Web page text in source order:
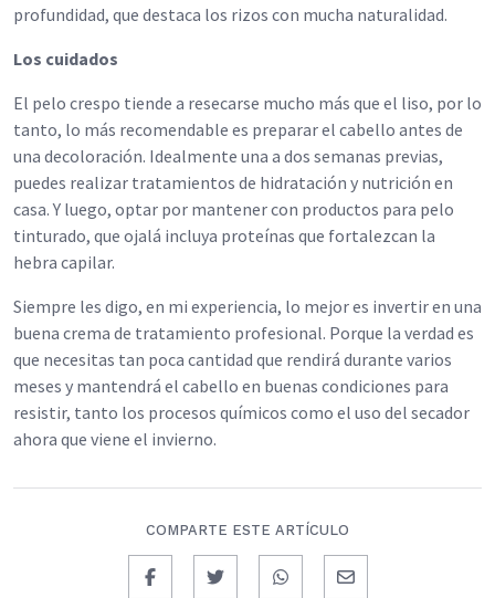
profundidad, que destaca los rizos con mucha naturalidad.
Los cuidados
El pelo crespo tiende a resecarse mucho más que el liso, por lo
tanto, lo más recomendable es preparar el cabello antes de
una decoloración. Idealmente una a dos semanas previas,
puedes realizar tratamientos de hidratación y nutrición en
casa. Y luego, optar por mantener con productos para pelo
tinturado, que ojalá incluya proteínas que fortalezcan la
hebra capilar.
Siempre les digo, en mi experiencia, lo mejor es invertir en una
buena crema de tratamiento profesional. Porque la verdad es
que necesitas tan poca cantidad que rendirá durante varios
meses y mantendrá el cabello en buenas condiciones para
resistir, tanto los procesos químicos como el uso del secador
ahora que viene el invierno.
COMPARTE ESTE ARTÍCULO